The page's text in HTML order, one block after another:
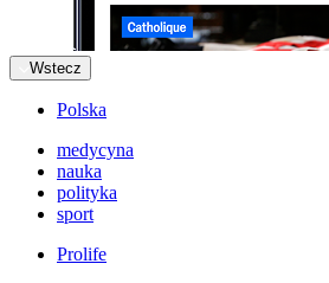
Wstecz
Polska
medycyna
nauka
polityka
sport
Prolife